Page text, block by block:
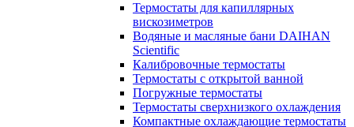
Термостаты для капиллярных
вискозиметров
Водяные и масляные бани DAIHAN
Scientific
Калибровочные термостаты
Термостаты с открытой ванной
Погружные термостаты
Термостаты сверхнизкого охлаждения
Компактные охлаждающие термостаты